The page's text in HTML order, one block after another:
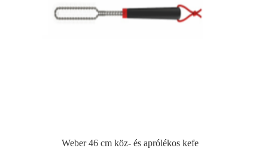
Weber 46 cm köz- és aprólékos kefe